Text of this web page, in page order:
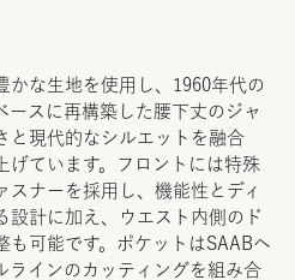
かな生地を使用し、1960年代の
ースに再構築した腰下丈のジャ
と現代的なシルエットを融合
げています。フロントには特殊
スナーを採用し、機能性とディ
設計に加え、ウエスト内側のド
も可能です。ポケットはSAABヘ
ラインのカッティングを組み合